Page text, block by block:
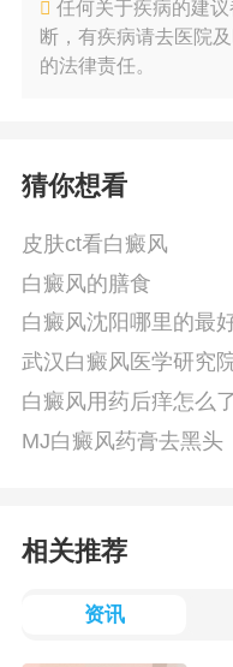
任何关于疾病的建
断，有疾病请去医院
的法律责任。
猜你想看
皮肤ct看白癜风
白癜风的膳食
白癜风沈阳哪里的最
武汉白癜风医学研究
白癜风用药后痒怎么了
MJ白癜风药膏去黑头
相关推荐
资讯